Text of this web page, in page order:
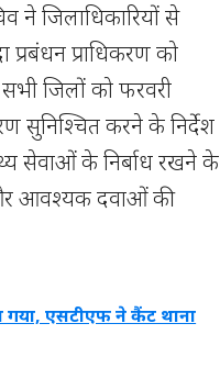
जिलाधिकारियों से
प्राधिकरण को
जिलों को फरवरी
सुनिश्चित करने के निर्देश
सेवाओं के निर्बाध रखने के
आवश्यक दवाओं की
गया, एसटीएफ ने कैंट थाना